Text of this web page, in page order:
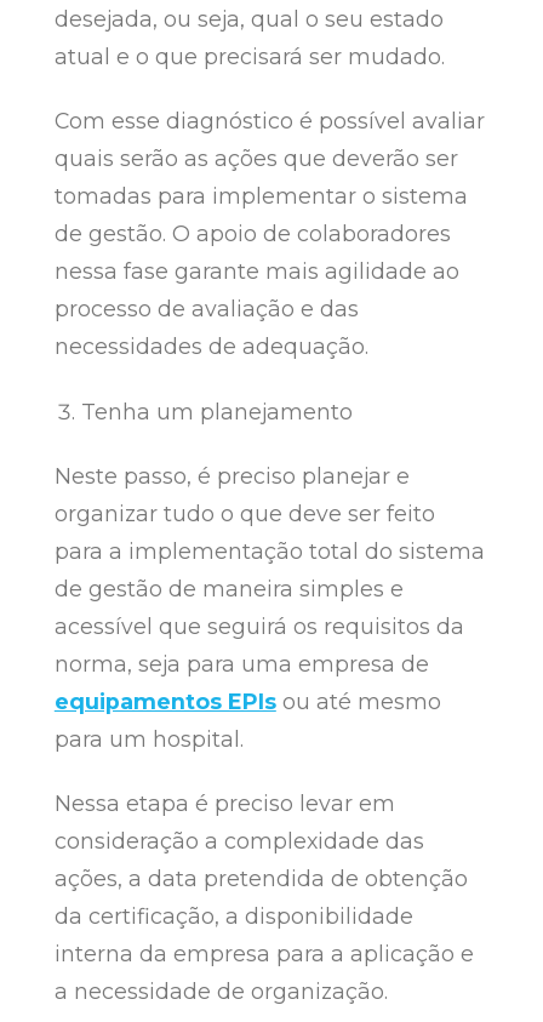
desejada, ou seja, qual o seu estado
atual e o que precisará ser mudado.
Com esse diagnóstico é possível avaliar
quais serão as ações que deverão ser
tomadas para implementar o sistema
de gestão. O apoio de colaboradores
nessa fase garante mais agilidade ao
processo de avaliação e das
necessidades de adequação.
Tenha um planejamento
Neste passo, é preciso planejar e
organizar tudo o que deve ser feito
para a implementação total do sistema
de gestão de maneira simples e
acessível que seguirá os requisitos da
norma, seja para uma empresa de
equipamentos EPIs ou até mesmo
para um hospital.
Nessa etapa é preciso levar em
consideração a complexidade das
ações, a data pretendida de obtenção
da certificação, a disponibilidade
interna da empresa para a aplicação e
a necessidade de organização.